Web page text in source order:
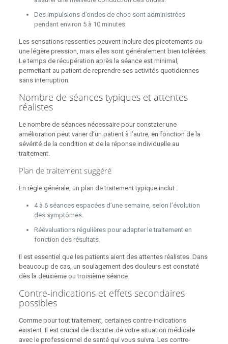
Des impulsions d’ondes de choc sont administrées
pendant environ 5 à 10 minutes.
Les sensations ressenties peuvent inclure des picotements ou
une légère pression, mais elles sont généralement bien tolérées.
Le temps de récupération après la séance est minimal,
permettant au patient de reprendre ses activités quotidiennes
sans interruption.
Nombre de séances typiques et attentes
réalistes
Le nombre de séances nécessaire pour constater une
amélioration peut varier d’un patient à l’autre, en fonction de la
sévérité de la condition et de la réponse individuelle au
traitement.
Plan de traitement suggéré
En règle générale, un plan de traitement typique inclut :
4 à 6 séances espacées d’une semaine, selon l’évolution
des symptômes.
Réévaluations régulières pour adapter le traitement en
fonction des résultats.
Il est essentiel que les patients aient des attentes réalistes. Dans
beaucoup de cas, un soulagement des douleurs est constaté
dès la deuxième ou troisième séance.
Contre-indications et effets secondaires
possibles
Comme pour tout traitement, certaines contre-indications
existent. Il est crucial de discuter de votre situation médicale
avec le professionnel de santé qui vous suivra. Les contre-